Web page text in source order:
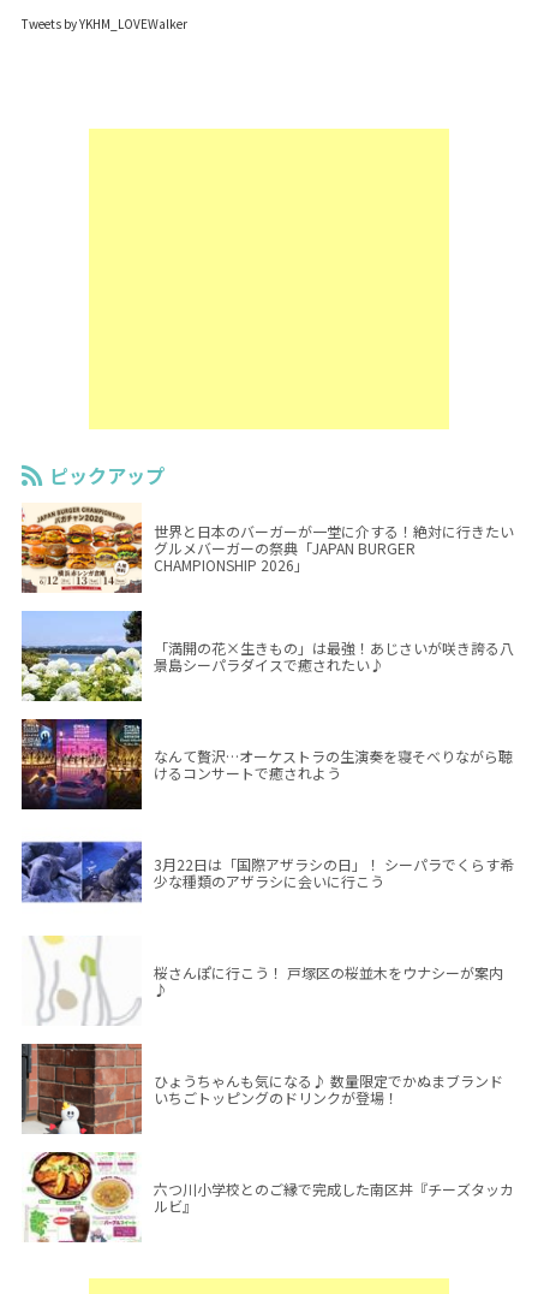
Tweets by YKHM_LOVEWalker
ピックアップ
世界と日本のバーガーが一堂に介する！絶対に行きたい
グルメバーガーの祭典「JAPAN BURGER
CHAMPIONSHIP 2026」
「満開の花×生きもの」は最強！あじさいが咲き誇る八
景島シーパラダイスで癒されたい♪
なんて贅沢…オーケストラの生演奏を寝そべりながら聴
けるコンサートで癒されよう
3月22日は「国際アザラシの日」！ シーパラでくらす希
少な種類のアザラシに会いに行こう
桜さんぽに行こう！ 戸塚区の桜並木をウナシーが案内
♪
ひょうちゃんも気になる♪ 数量限定でかぬまブランド
いちごトッピングのドリンクが登場！
六つ川小学校とのご縁で完成した南区丼『チーズタッカ
ルビ』